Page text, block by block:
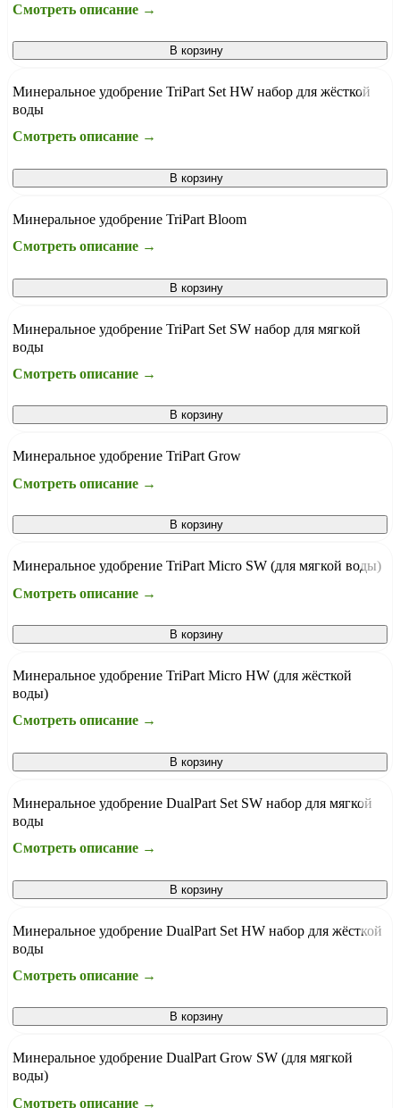
Смотреть описание →
В корзину
Минеральное удобрение TriPart Set HW набор для жёсткой
воды
Смотреть описание →
В корзину
Минеральное удобрение TriPart Bloom
Смотреть описание →
В корзину
Минеральное удобрение TriPart Set SW набор для мягкой
воды
Смотреть описание →
В корзину
Минеральное удобрение TriPart Grow
Смотреть описание →
В корзину
Минеральное удобрение TriPart Micro SW (для мягкой воды)
Смотреть описание →
В корзину
Минеральное удобрение TriPart Micro HW (для жёсткой
воды)
Смотреть описание →
В корзину
Минеральное удобрение DualPart Set SW набор для мягкой
воды
Смотреть описание →
В корзину
Минеральное удобрение DualPart Set НW набор для жёсткой
воды
Смотреть описание →
В корзину
Минеральное удобрение DualPart Grow SW (для мягкой
воды)
Смотреть описание →